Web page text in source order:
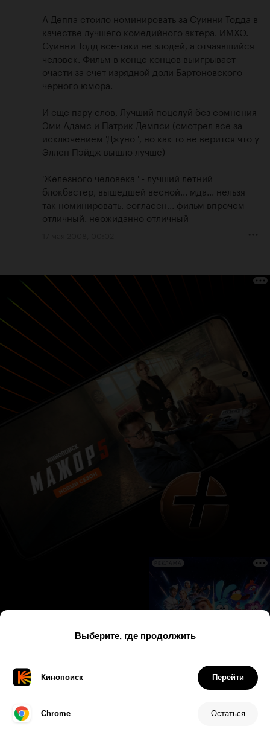
А Деппа стоило номинировать за Суинни Тодда в
качестве лучшего комедийного актера. ИМХО.
Суинни Тодд все-таки не злодей, а отчаявшийся
человек. Фильм в конце концов выигрывает
очасти за счет изрядной доли Бартоновского
черного юмора.
И еще пару слов, Лучший поцелуй без сомнения
Эми Адамс и Патрик Демпси (смотрел все за
исключением 'Джуно ', но как то не верится что у
Эллен Пэйдж вышло лучше)
'Железного человека ' - лучший летний
блокбастер, вышедшей весной... мда... нельзя
так номинировать. согласен... фильм впрочем
отличный. неожиданно отличный